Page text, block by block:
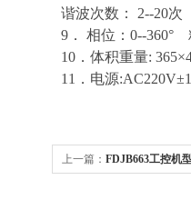
谐波次数： 2--20
9． 相位：0--360°
10．体积重量:
11．电源
上一篇： FDJB663工控机